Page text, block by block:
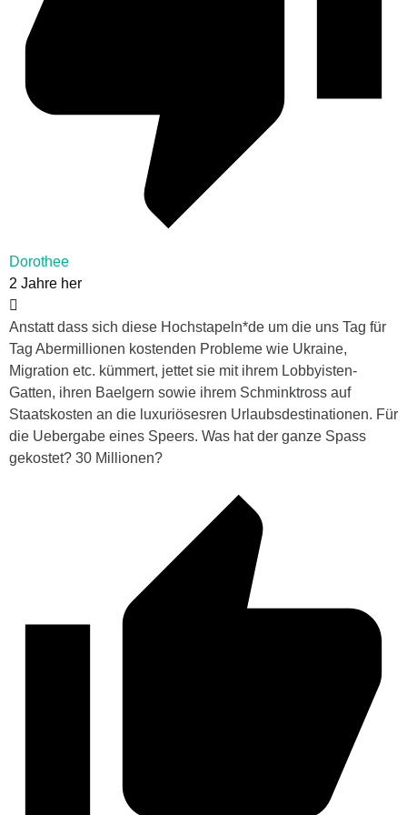
Dorothee
2 Jahre her
Anstatt dass sich diese Hochstapeln*de um die uns Tag für
Tag Abermillionen kostenden Probleme wie Ukraine,
Migration etc. kümmert, jettet sie mit ihrem Lobbyisten-
Gatten, ihren Baelgern sowie ihrem Schminktross auf
Staatskosten an die luxuriösesren Urlaubsdestinationen. Für
die Uebergabe eines Speers. Was hat der ganze Spass
gekostet? 30 Millionen?